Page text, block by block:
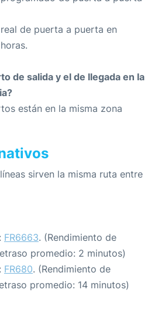
de puerta a puerta en
de salida y el de llegada en la
están en la misma zona
sirven la misma ruta entre
FR6663. (Rendimiento de
promedio: 2 minutos)
FR680. (Rendimiento de
promedio: 14 minutos)